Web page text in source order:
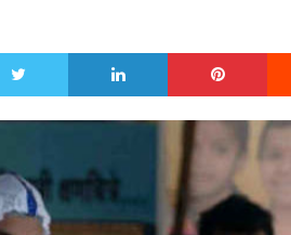
Twitter LinkedIn